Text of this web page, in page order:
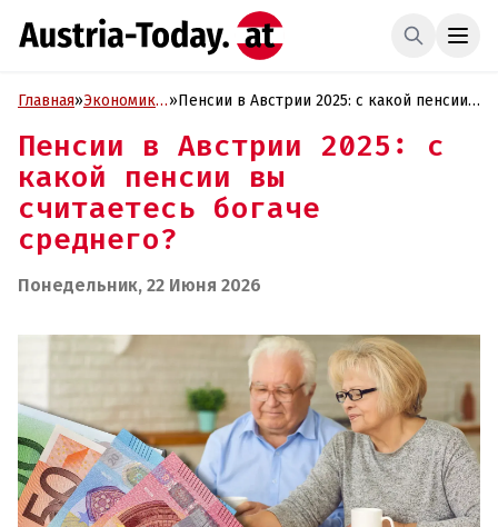
Главная»Экономика »Пенсии в Австрии 2025: с какой пенсии
Пенсии в Австрии 2025: с
какой пенсии вы
считаетесь богаче
среднего?
Понедельник, 22 Июня 2026